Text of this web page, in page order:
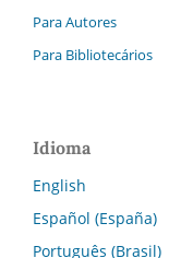
Para Autores
Para Bibliotecários
Idioma
English
Español (España)
Português (Brasil)